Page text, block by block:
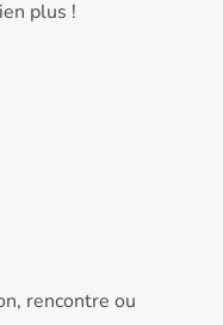
plus !
rencontre ou